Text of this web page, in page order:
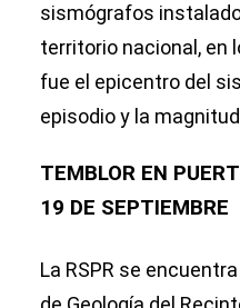
sismógrafos
territorio nacional, en
fue el epicentro del
episodio y la
TEMBLOR EN
19 DE SEPTIEMBRE
La RSPR se